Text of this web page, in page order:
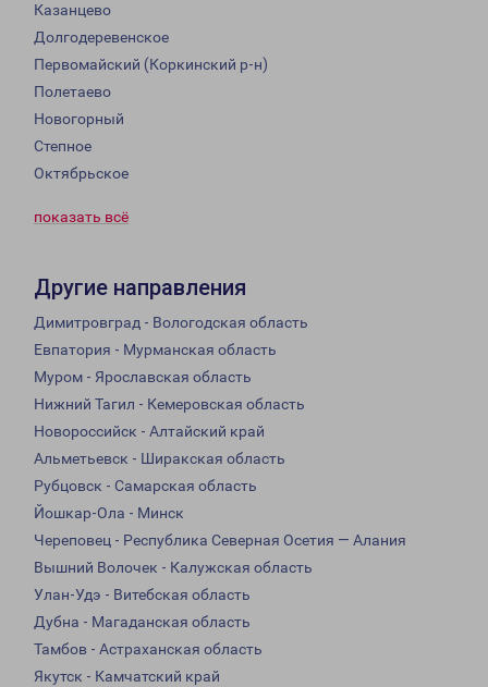
Казанцево
Долгодеревенское
Первомайский (Коркинский р-н)
Полетаево
Новогорный
Степное
Октябрьское
показать всё
Другие направления
Димитровград - Вологодская область
Евпатория - Мурманская область
Муром - Ярославская область
Нижний Тагил - Кемеровская область
Новороссийск - Алтайский край
Альметьевск - Ширакская область
Рубцовск - Самарская область
Йошкар-Ола - Минск
Череповец - Республика Северная Осетия — Алания
Вышний Волочек - Калужская область
Улан-Удэ - Витебская область
Дубна - Магаданская область
Тамбов - Астраханская область
Якутск - Камчатский край